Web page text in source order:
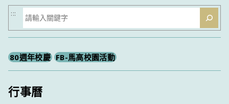
搜
尋
:::
80週年校慶 FB-馬高校園活動
行事曆